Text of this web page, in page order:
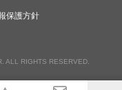
保護方針
ALL RIGHTS RESERVED.